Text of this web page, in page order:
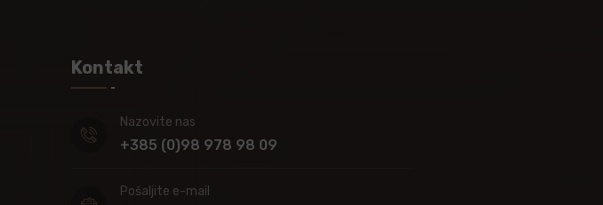
Kontakt
Nazovite nas
+385 (0)98 978 98 09
Pošaljite e-mail